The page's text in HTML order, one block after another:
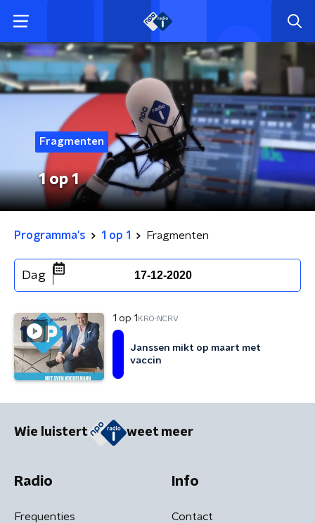
Fragmenten
1 op 1
Programma's 1 op 1 Fragmenten
Dag 17-12-2020
1 op 1 KRO-NCRV
Janssen mikt op maart met
vaccin
Wie luistert weet meer
Radio
Frequenties
Info
Contact